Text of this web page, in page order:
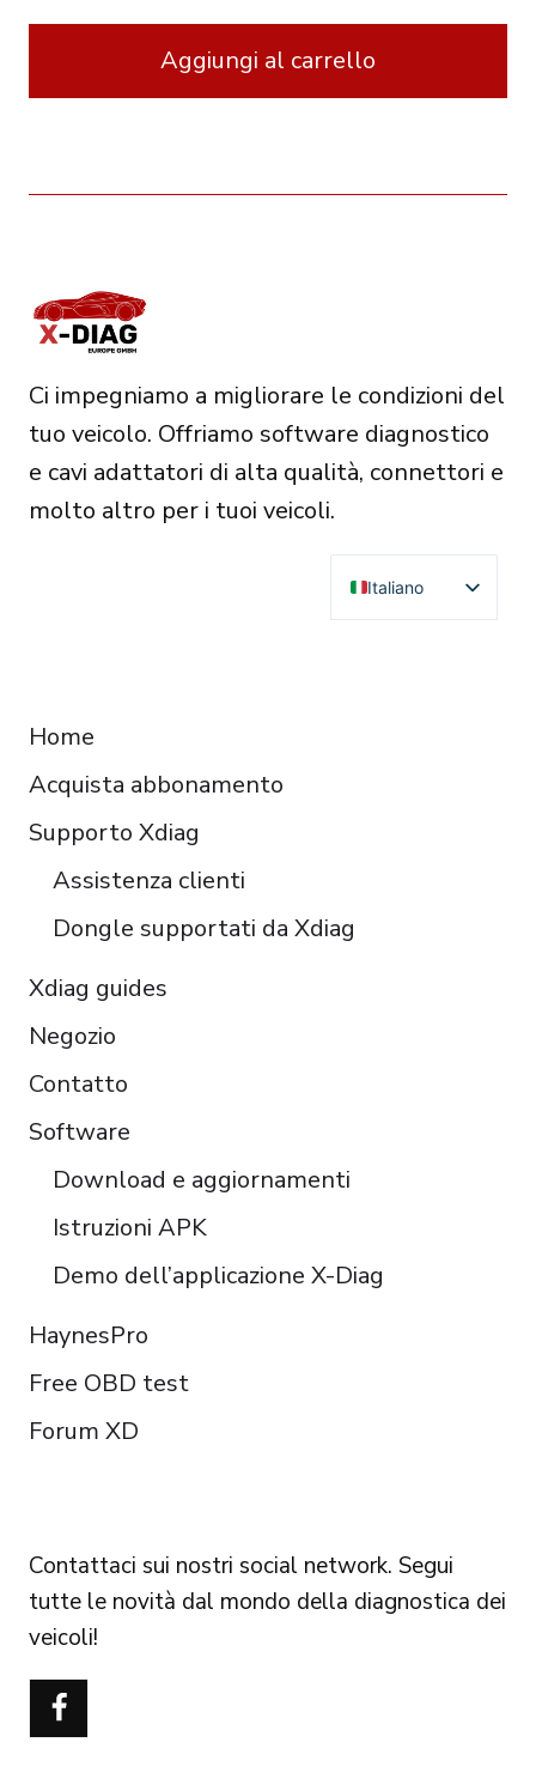
Aggiungi al carrello
Ci impegniamo a migliorare le condizioni del
tuo veicolo. Offriamo software diagnostico
e cavi adattatori di alta qualità, connettori e
molto altro per i tuoi veicoli.
Italiano
English
Home
Acquista abbonamento
Supporto Xdiag
Assistenza clienti
Dongle supportati da Xdiag
Xdiag guides
Negozio
Contatto
Software
Download e aggiornamenti
Istruzioni APK
Demo dell’applicazione X-Diag
HaynesPro
Free OBD test
Forum XD
Contattaci sui nostri social network. Segui
tutte le novità dal mondo della diagnostica dei
veicoli!